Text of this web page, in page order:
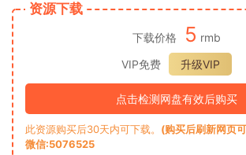
资源下载
下载价格 5 rmb
VIP免费
升级VIP
点击检测网盘有效后购买
此资源购买后30天内可下载。 (购买后刷新网页
微信:5076525